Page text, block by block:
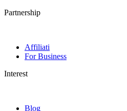
Partnership
Affiliati
For Business
Interest
Blog